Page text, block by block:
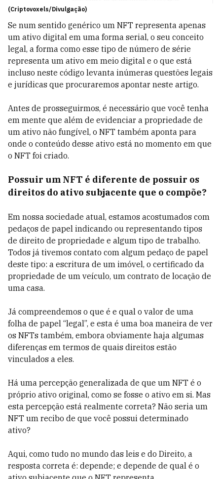
(Criptovoxels/Divulgação)
Se num sentido genérico um NFT representa apenas
um ativo digital em uma forma serial, o seu conceito
legal, a forma como esse tipo de número de série
representa um ativo em meio digital e o que está
incluso neste código levanta inúmeras questões legais
e jurídicas que procuraremos apontar neste artigo.
Antes de prosseguirmos, é necessário que você tenha
em mente que além de evidenciar a propriedade de
um ativo não fungível, o NFT também aponta para
onde o conteúdo desse ativo está no momento em que
o NFT foi criado.
Possuir um NFT é diferente de possuir os
direitos do ativo subjacente que o compõe?
Em nossa sociedade atual, estamos acostumados com
pedaços de papel indicando ou representando tipos
de direito de propriedade e algum tipo de trabalho.
Todos já tivemos contato com algum pedaço de papel
deste tipo: a escritura de um imóvel, o certificado da
propriedade de um veículo, um contrato de locação de
uma casa.
Já compreendemos o que é e qual o valor de uma
folha de papel “legal”, e esta é uma boa maneira de ver
os NFTs também, embora obviamente haja algumas
diferenças em termos de quais direitos estão
vinculados a eles.
Há uma percepção generalizada de que um NFT é o
próprio ativo original, como se fosse o ativo em si. Mas
esta percepção está realmente correta? Não seria um
NFT um recibo de que você possui determinado
ativo?
Aqui, como tudo no mundo das leis e do Direito, a
resposta correta é: depende; e depende de qual é o